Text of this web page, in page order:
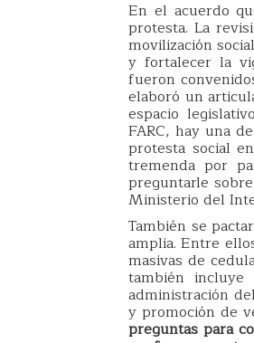
En el acuerdo
protesta. La
movilización
y fortalecer la
fueron
elaboró un
espacio
FARC, hay una
protesta social
tremenda por
preguntarle
Ministerio del
También se
amplia. Entre
masivas de
también
administración
y promoción de
preguntas para